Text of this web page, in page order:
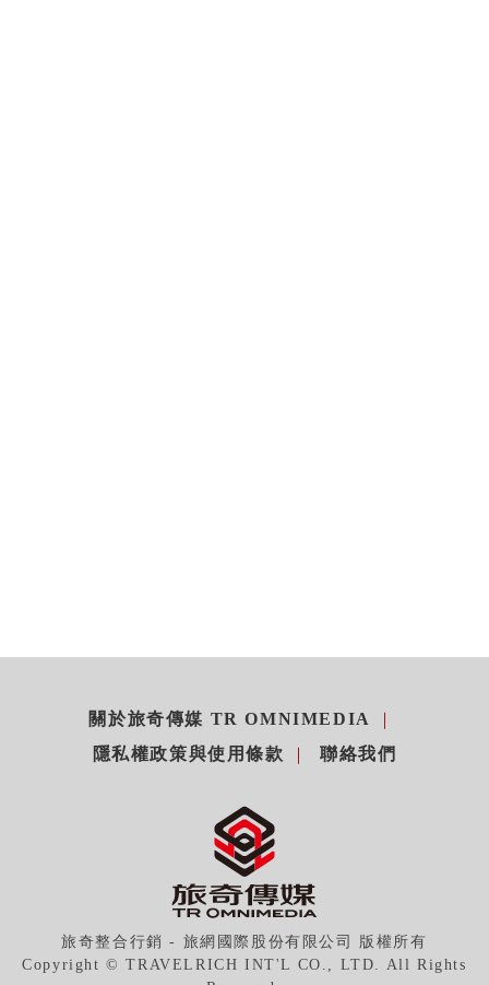
關於旅奇傳媒 TR OMNIMEDIA
隱私權政策與使用條款
聯絡我們
旅奇整合行銷 - 旅網國際股份有限公司 版權所有
Copyright © TRAVELRICH INT'L CO., LTD. All Rights